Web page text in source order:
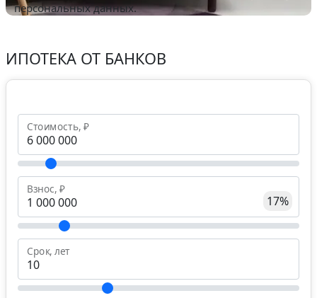
персональных данных.
ИПОТЕКА ОТ БАНКОВ
Стоимость, ₽
Взнос, ₽
17%
Срок, лет